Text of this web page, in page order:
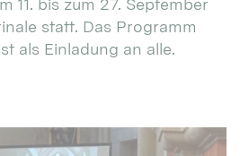
11. bis zum 27. September
statt. Das Programm
als Einladung an alle.